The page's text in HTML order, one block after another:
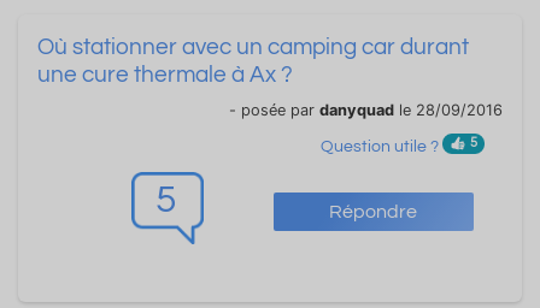
5 Répondre
Où stationner avec un camping car durant
une cure thermale à Ax ?
- posée par danyquad le 28/09/2016
Question utile ? 5